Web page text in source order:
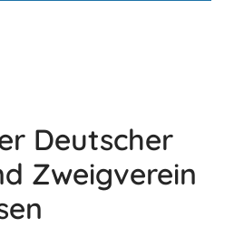
Deutscher
Zweigverein